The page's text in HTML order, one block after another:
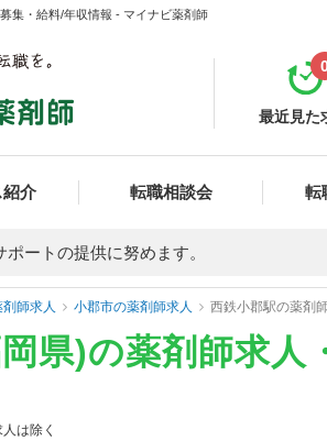
集・給料/年収情報 - マイナビ薬剤師
最近見た
介 転職相談会 転
ートの提供に努めます。
師求人 小郡市の薬剤師求人 西鉄小郡駅の薬剤
県)の薬剤師求人
は除く